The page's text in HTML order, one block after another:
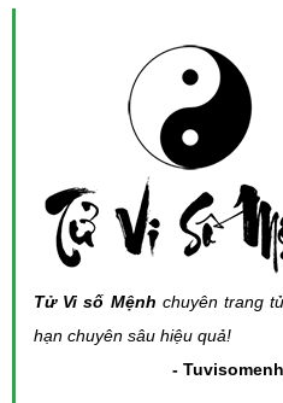
Tử Vi số Mệnh chuyên trang
hạn chuyên sâu hiệu quả!
-